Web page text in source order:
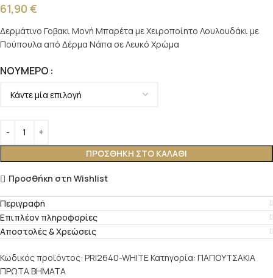
61,90 €
Δερμάτινο Γοβακι Μονή Μπαρέτα με Χειροποίητο Λουλουδάκι με
Πούπουλα από Δέρμα Νάπα σε Λευκό Χρώμα
ΝΟΎΜΕΡΟ
ΠΡΟΣΘΉΚΗ ΣΤΟ ΚΑΛΆΘΙ
Προσθήκη στη Wishlist
Περιγραφή
Επιπλέον πληροφορίες
Αποστολές & Χρεώσεις
Κωδικός προϊόντος: PRI2640-WHITEΚατηγορία: ΠΑΠΟΥΤΣΑΚΙΑ
ΠΡΩΤΑ ΒΗΜΑΤΑ